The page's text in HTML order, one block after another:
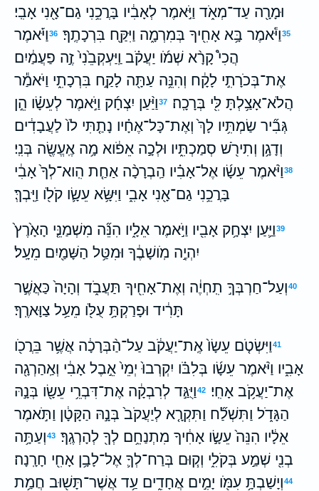
וּמָרָ֖ה עַד־מְאֹ֑ד וַיֹּ֣אמֶר לְאָבִ֔יו בָּרֲכֵ֥נִי גַם־אָ֖נִי אָבִֽי׃
35וַיֹּ֕אמֶר בָּ֥א אָחִ֖יךָ בְּמִרְמָ֑ה וַיִּקַּ֖ח בִּרְכָתֶֽךָ׃ 36וַיֹּ֡אמֶר
הֲכִי֩ קָרָ֨א שְׁמֹ֜ו יַעֲקֹ֗ב וַֽיַּעְקְבֵ֙נִי֙ זֶ֣ה פַעֲמַ֔יִם
אֶת־בְּכֹרָתִ֣י לָקָ֔ח וְהִנֵּ֥ה עַתָּ֖ה לָקַ֣ח בִּרְכָתִ֑י וַיֹּאמַ֕ר
הֲלֹא־אָצַ֥לְתָּ לִּ֖י בְּרָכָֽה׃
37וַיַּ֨עַן יִצְחָ֜ק וַיֹּ֣אמֶר לְעֵשָׂ֗ו הֵ֣ן
גְּבִ֞יר שַׂמְתִּ֥יו לָךְ֙ וְאֶת־כָּל־אֶחָ֗יו נָתַ֤תִּי לֹו֙ לַעֲבָדִ֔ים
וְדָגָ֥ן וְתִירֹ֖שׁ סְמַכְתִּ֑יו וּלְכָ֣ה אֵפֹ֔וא מָ֥ה אֶֽעֱשֶׂ֖ה בְּנִֽי׃
38וַיֹּ֨אמֶר עֵשָׂ֜ו אֶל־אָבִ֗יו הַֽבְרָכָ֨ה אַחַ֤ת הִֽוא־לְךָ֙ אָבִ֔י
בָּרֲכֵ֥נִי גַם־אָ֖נִי אָבִ֑י וַיִּשָּׂ֥א עֵשָׂ֛ו קֹלֹ֖ו וַיֵּֽבְךְּ׃
39וַיַּ֛עַן יִצְחָ֥ק אָבִ֖יו וַיֹּ֣אמֶר אֵלָ֑יו הִנֵּ֞ה מִשְׁמַנֵּ֤י הָאָ֙רֶץ֙
יִהְיֶ֣ה מֹֽושָׁבֶ֔ךָ וּמִטַּ֥ל הַשָּׁמַ֖יִם מֵעָֽל׃
40וְעַל־חַרְבְּךָ֣ תִֽחְיֶ֔ה וְאֶת־אָחִ֖יךָ תַּעֲבֹ֑ד וְהָיָה֙ כַּאֲשֶׁ֣ר
תָּרִ֔יד וּפָרַקְתָּ֥ עֻלֹּ֖ו מֵעַ֥ל צַוָּארֶֽךָ׃
41וַיִּשְׂטֹ֤ם עֵשָׂו֙ אֶֽת־יַעֲקֹ֔ב עַל־הַ֨בְּרָכָ֔ה אֲשֶׁ֥ר בֵּרֲכֹ֖ו
אָבִ֑יו וַיֹּ֨אמֶר עֵשָׂ֜ו בְּלִבֹּ֗ו יִקְרְבוּ֙ יְמֵי֙ אֵ֣בֶל אָבִ֔י וְאַֽהַרְגָ֖ה
אֶת־יַעֲקֹ֥ב אָחִֽי׃
42וַיֻּגַּ֣ד לְרִבְקָ֔ה אֶת־דִּבְרֵ֥י עֵשָׂ֖ו בְּנָ֣הּ
הַגָּדֹ֑ל וַתִּשְׁלַ֞ח וַתִּקְרָ֤א לְיַעֲקֹב֙ בְּנָ֣הּ הַקָּטָ֔ן וַתֹּ֣אמֶר
אֵלָ֔יו הִנֵּה֙ עֵשָׂ֣ו אָחִ֔יךָ מִתְנַחֵ֥ם לְךָ֖ לְהָרְגֶֽךָ׃ 43וְעַתָּ֥ה
בְנִ֖י שְׁמַ֣ע בְּקֹלִ֑י וְק֧וּם בְּרַח־לְךָ֛ אֶל־לָבָ֥ן אָחִ֖י חָרָֽנָה׃
44וְיָשַׁבְתָּ֥ עִמֹּ֖ו יָמִ֣ים אֲחָדִ֑ים עַ֥ד אֲשֶׁר־תָּשׁ֖וּב חֲמַ֥ת